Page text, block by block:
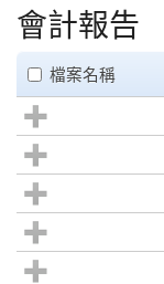
會計報告
clickAll
檔案名稱